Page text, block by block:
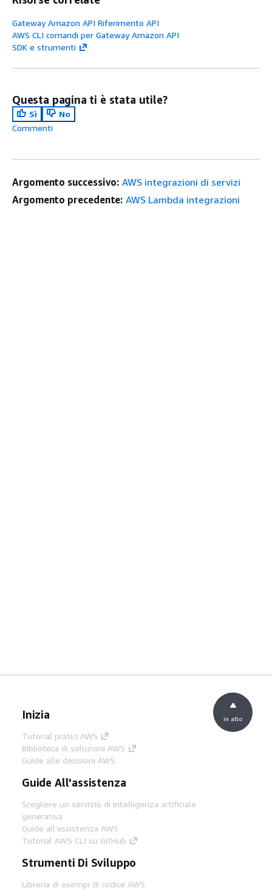
Gateway Amazon API Riferimento API
AWS CLI comandi per Gateway Amazon API
SDK e strumenti
Questa pagina ti è stata utile?
Sì
No
Commenti
Argomento successivo: AWS integrazioni di servizi
Argomento precedente: AWS Lambda integrazioni
Inizia
Tutorial pratici AWS
Biblioteca di soluzioni AWS
Guide alle decisioni AWS
Guide All'assistenza
Scegliere un servizio di intelligenza artificiale
generativa
Guide all'assistenza AWS
Tutorial AWS CLI su GitHub
Strumenti Di Sviluppo
Libreria di esempi di codice AWS
in alto